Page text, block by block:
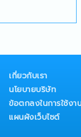
and
requirements
issue.
เกี่ยวกับเรา
นโยบายบริษัท
ข้อตกลงในการใช้งา
แผนผังเว็บไซต์